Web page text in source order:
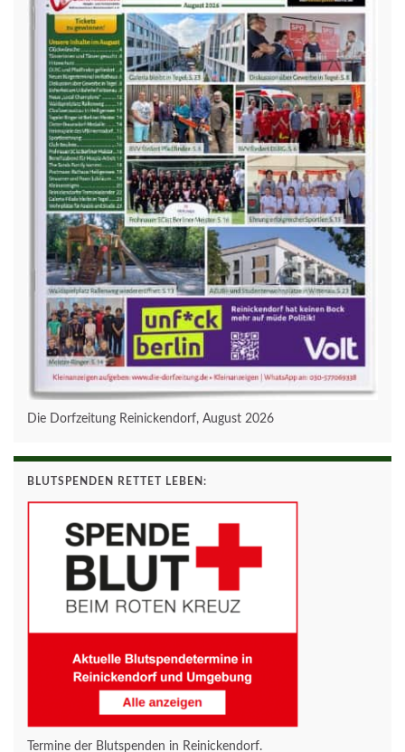
Die Dorfzeitung Reinickendorf, August 2026
BLUTSPENDEN RETTET LEBEN:
Termine der Blutspenden in Reinickendorf.